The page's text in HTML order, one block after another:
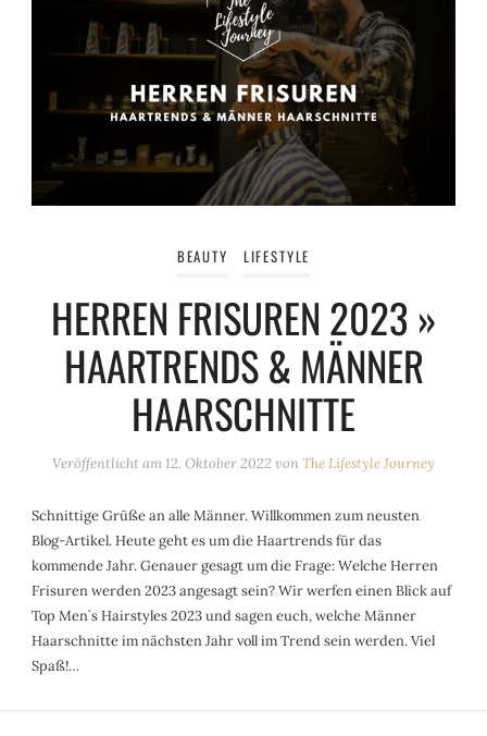
BEAUTY LIFESTYLE
HERREN FRISUREN 2023 »
HAARTRENDS & MÄNNER
HAARSCHNITTE
Veröffentlicht am12. Oktober 2022 vonThe Lifestyle Journey
Schnittige Grüße an alle Männer. Willkommen zum neusten
Blog-Artikel. Heute geht es um die Haartrends für das
kommende Jahr. Genauer gesagt um die Frage: Welche Herren
Frisuren werden 2023 angesagt sein? Wir werfen einen Blick auf
Top Men`s Hairstyles 2023 und sagen euch, welche Männer
Haarschnitte im nächsten Jahr voll im Trend sein werden. Viel
Spaß!…